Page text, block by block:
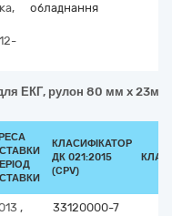
обладнання
ЕКГ, рулон 80 мм x 23м
КЛАСИФІКАТОР
ДК 021:2015
(CPV)
,
33120000-7